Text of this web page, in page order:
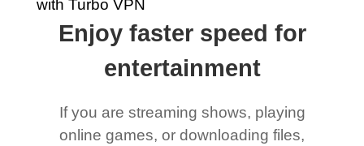
Enjoy faster speed for
entertainment
If you are streaming shows, playing
online games, or downloading files,